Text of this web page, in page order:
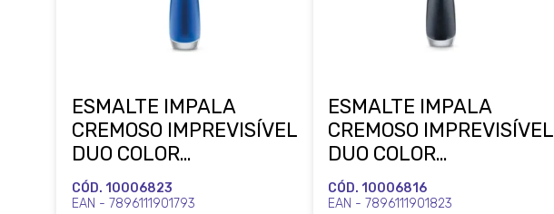
ESMALTE IMPALA
CREMOSO IMPREVISÍVEL
DUO COLOR
COMPLICADA
PERFEITINHA BLISTER
CÓD. 10006823
EAN - 7896111901793
ESMALTE IMPALA
CREMOSO IMPREVISÍVEL
DUO COLOR
DESENROLADA
MISTERIOSA BLISTER
CÓD. 10006816
EAN - 7896111901823